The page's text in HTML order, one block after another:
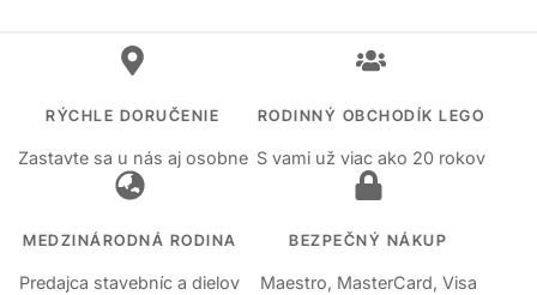
RÝCHLE DORUČENIE
Zastavte sa u nás aj osobne
RODINNÝ OBCHODÍK LEGO
S vami už viac ako 20 rokov
MEDZINÁRODNÁ RODINA
Predajca stavebníc a dielov
BEZPEČNÝ NÁKUP
Maestro, MasterCard, Visa